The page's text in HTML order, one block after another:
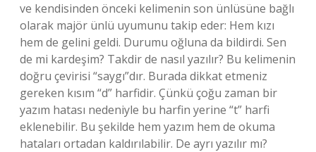
ve kendisinden önceki kelimenin son ünlüsüne bağlı
olarak majör ünlü uyumunu takip eder: Hem kızı
hem de gelini geldi. Durumu oğluna da bildirdi. Sen
de mi kardeşim? Takdir de nasıl yazılır? Bu kelimenin
doğru çevirisi “saygı”dır. Burada dikkat etmeniz
gereken kısım “d” harfidir. Çünkü çoğu zaman bir
yazım hatası nedeniyle bu harfin yerine “t” harfi
eklenebilir. Bu şekilde hem yazım hem de okuma
hataları ortadan kaldırılabilir. De ayrı yazılır mı?